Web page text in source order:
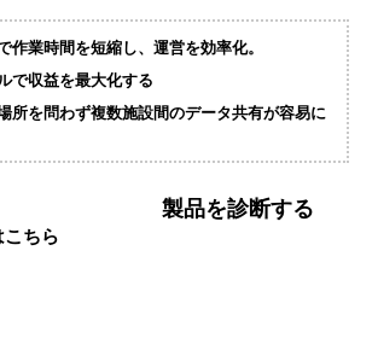
作業時間を短縮し、運営を効率化。
で収益を最大化する
所を問わず複数施設間のデータ共有が容易に
こちら
製品を診断する